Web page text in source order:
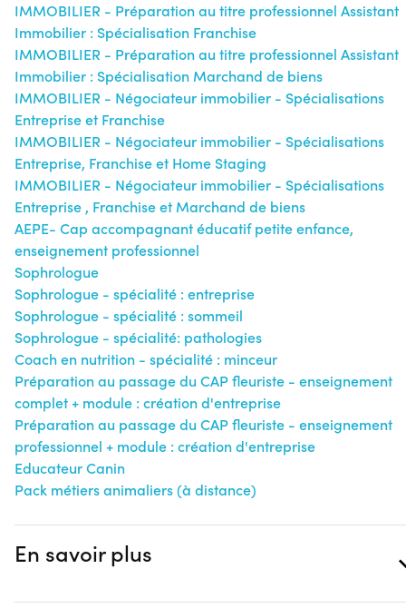
IMMOBILIER - Préparation au titre professionnel Assistant
Immobilier : Spécialisation Franchise
IMMOBILIER - Préparation au titre professionnel Assistant
Immobilier : Spécialisation Marchand de biens
IMMOBILIER - Négociateur immobilier - Spécialisations
Entreprise et Franchise
IMMOBILIER - Négociateur immobilier - Spécialisations
Entreprise, Franchise et Home Staging
IMMOBILIER - Négociateur immobilier - Spécialisations
Entreprise , Franchise et Marchand de biens
AEPE- Cap accompagnant éducatif petite enfance,
enseignement professionnel
Sophrologue
Sophrologue - spécialité : entreprise
Sophrologue - spécialité : sommeil
Sophrologue - spécialité: pathologies
Coach en nutrition - spécialité : minceur
Préparation au passage du CAP fleuriste - enseignement
complet + module : création d'entreprise
Préparation au passage du CAP fleuriste - enseignement
professionnel + module : création d'entreprise
Educateur Canin
Pack métiers animaliers (à distance)
En savoir plus